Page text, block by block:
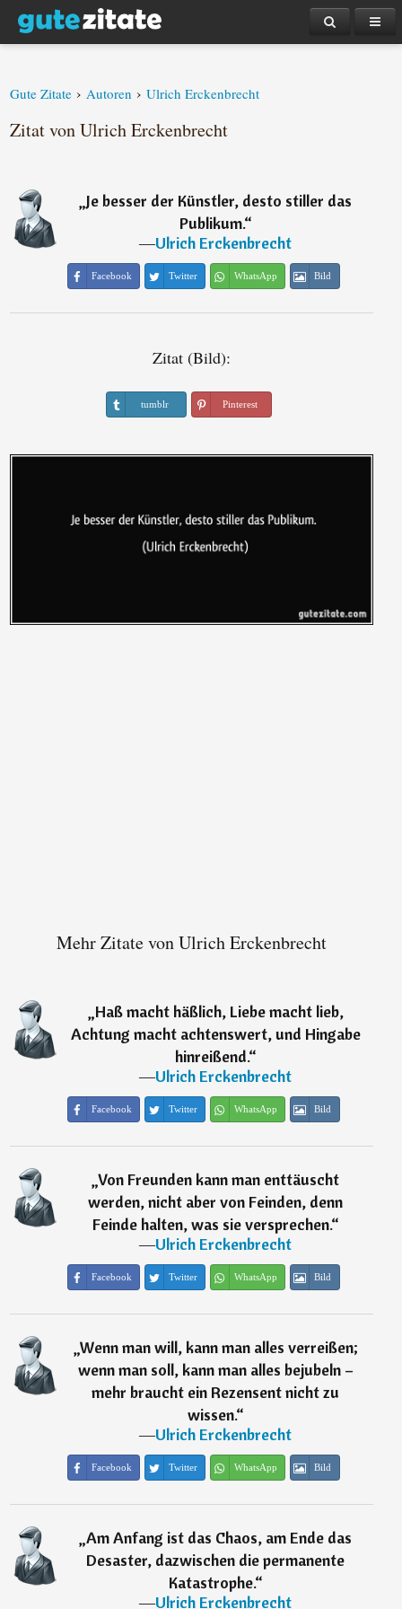
Gute Zitate › Autoren › Ulrich Erckenbrecht
Zitat von Ulrich Erckenbrecht
„Je besser der Künstler, desto stiller das
Publikum.“
―Ulrich Erckenbrecht
Facebook Twitter WhatsApp Bild
Zitat (Bild):
tumblr Pinterest
Mehr Zitate von Ulrich Erckenbrecht
„Haß macht häßlich, Liebe macht lieb,
Achtung macht achtenswert, und Hingabe
hinreißend.“
―Ulrich Erckenbrecht
Facebook Twitter WhatsApp Bild
„Von Freunden kann man enttäuscht
werden, nicht aber von Feinden, denn
Feinde halten, was sie versprechen.“
―Ulrich Erckenbrecht
Facebook Twitter WhatsApp Bild
„Wenn man will, kann man alles verreißen;
wenn man soll, kann man alles bejubeln –
mehr braucht ein Rezensent nicht zu
wissen.“
―Ulrich Erckenbrecht
Facebook Twitter WhatsApp Bild
„Am Anfang ist das Chaos, am Ende das
Desaster, dazwischen die permanente
Katastrophe.“
―Ulrich Erckenbrecht